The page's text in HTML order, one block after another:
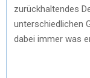
zurückhaltendes
unterschiedlichen
dabei immer was